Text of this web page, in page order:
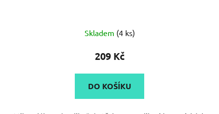
hodnocení
produktu
5,0
z
Skladem (4 ks)
209 Kč
DO KOŠÍKU